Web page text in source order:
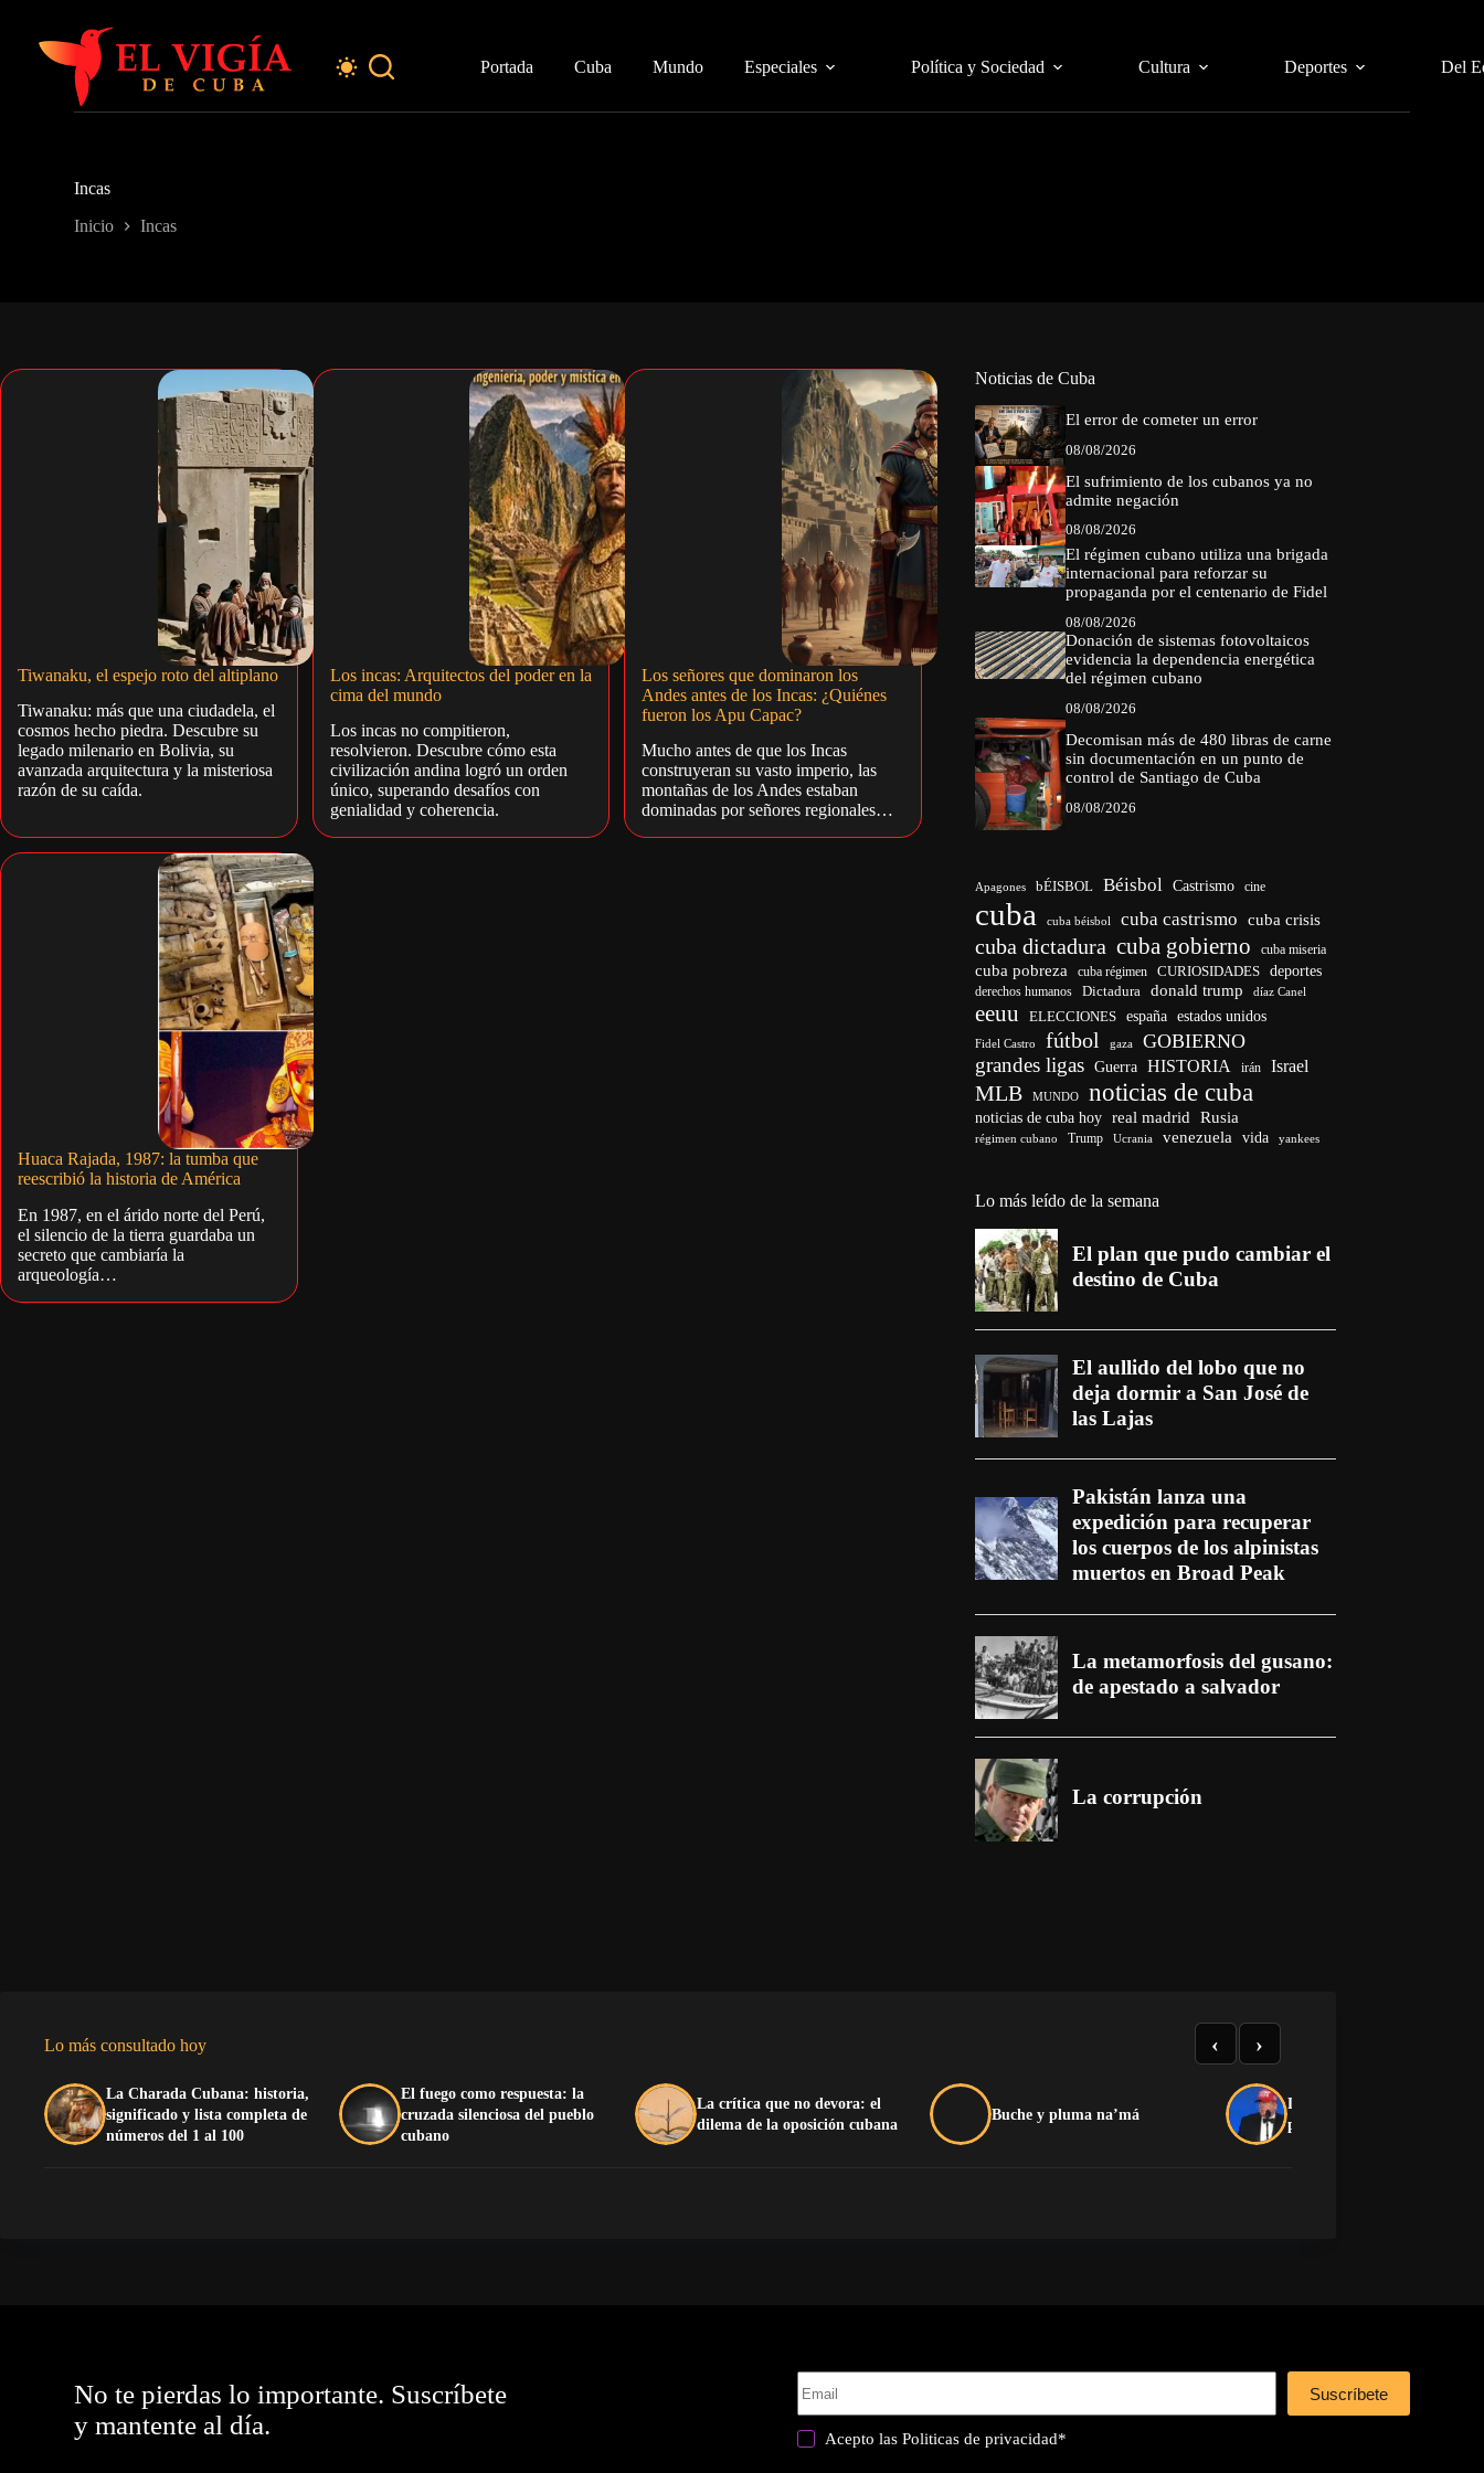
contenido
Portada
Cuba Mundo Especiales Política y Sociedad Cultura Deportes Del
Incas
Inicio Incas
Tiwanaku, el espejo roto del altiplano
Tiwanaku: más que una ciudadela, el
cosmos hecho piedra. Descubre su
legado milenario en Bolivia, su
avanzada arquitectura y la misteriosa
razón de su caída.
Los incas: Arquitectos del poder en la
cima del mundo
Los incas no compitieron,
resolvieron. Descubre cómo esta
civilización andina logró un orden
único, superando desafíos con
genialidad y coherencia.
Los señores que dominaron los
Andes antes de los Incas: ¿Quiénes
fueron los Apu Capac?
Mucho antes de que los Incas
construyeran su vasto imperio, las
montañas de los Andes estaban
dominadas por señores regionales…
Huaca Rajada, 1987: la tumba que
reescribió la historia de América
En 1987, en el árido norte del Perú,
el silencio de la tierra guardaba un
secreto que cambiaría la
arqueología…
Noticias de Cuba
El error de cometer un error
08/08/2026
El sufrimiento de los cubanos ya no
admite negación
08/08/2026
El régimen cubano utiliza una brigada
internacional para reforzar su
propaganda por el centenario de Fidel
08/08/2026
Donación de sistemas fotovoltaicos
evidencia la dependencia energética
del régimen cubano
08/08/2026
Decomisan más de 480 libras de carne
sin documentación en un punto de
control de Santiago de Cuba
08/08/2026
Apagones bÉISBOL Béisbol Castrismo cine
cuba cuba béisbol cuba castrismo cuba crisis
cuba dictadura cuba gobierno cuba miseria
cuba pobreza cuba régimen CURIOSIDADES deportes
derechos humanos Dictadura donald trump díaz Canel
eeuu ELECCIONES españa estados unidos
Fidel Castro fútbol gaza GOBIERNO
grandes ligas Guerra HISTORIA irán Israel
MLB MUNDO noticias de cuba
noticias de cuba hoy real madrid Rusia
régimen cubano Trump Ucrania venezuela vida yankees
Lo más leído de la semana
Lo más consultado hoy
La Charada Cubana: historia,
significado y lista completa de
números del 1 al 100
El fuego como respuesta: la
cruzada silenciosa del pueblo
cubano
La crítica que no devora: el
dilema de la oposición cubana
Buche y pluma na’má
Donald Trump: biografía del
presidente de Estados Unidos
‹ ›
No te pierdas lo importante. Suscríbete
y mantente al día.
Suscríbete
Acepto lasPoliticas de privacidad*